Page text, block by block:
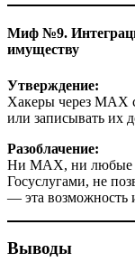
Миф №9.
имуществу
Утверждение:
Хакеры через MAX
или записывать их
Разоблачение:
Ни MAX, ни любые
Госуслугами, не
— эта возможность
Выводы